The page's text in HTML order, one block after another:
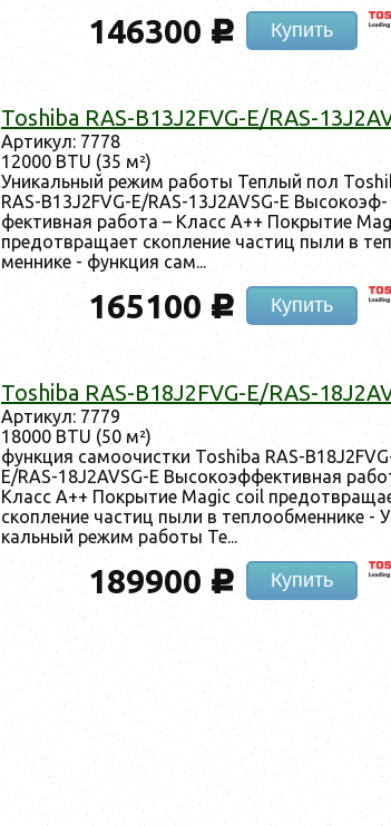
146300 c Купить
Toshiba RAS-B13J2FVG-E/RAS-
Ар­ти­кул: 7778
12000 BTU (35 м²)
Уни­каль­ный ре­жим ра­боты Теп­лый пол
RAS-B13J2FVG-E/RAS-13J2AVSG-E Вы­соко­эф­
фектив­ная ра­бота – Класс А++ Пок­ры­тие
пре­дот­вра­ща­ет скоп­ле­ние час­тиц пы­ли в
менни­ке - фун­кция сам...
165100 c Купить
Toshiba RAS-B18J2FVG-E/RAS-
Ар­ти­кул: 7779
18000 BTU (50 м²)
фун­кция са­мо­очис­тки Toshiba RAS-
E/RAS-18J2AVSG-E Вы­соко­эф­фектив­ная
Класс А++ Пок­ры­тие Magic coil
скоп­ле­ние час­тиц пы­ли в теп­ло­об­менни­ке -
каль­ный ре­жим ра­боты Те...
189900 c Купить